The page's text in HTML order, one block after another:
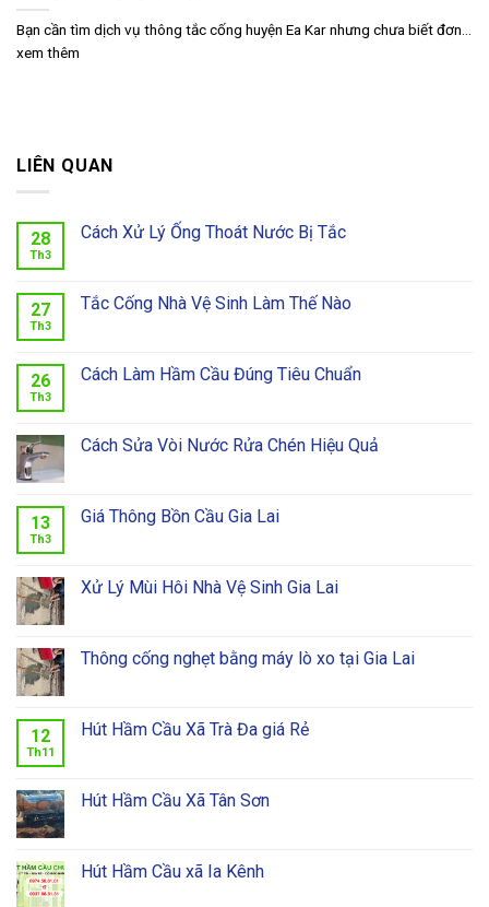
Bạn cần tìm dịch vụ thông tắc cống huyện Ea Kar nhưng chưa biết đơn...
xem thêm
LIÊN QUAN
28
Th3
Cách Xử Lý Ống Thoát Nước Bị Tắc
27
Th3
Tắc Cống Nhà Vệ Sinh Làm Thế Nào
26
Th3
Cách Làm Hầm Cầu Đúng Tiêu Chuẩn
Cách Sửa Vòi Nước Rửa Chén Hiệu Quả
13
Th3
Giá Thông Bồn Cầu Gia Lai
Xử Lý Mùi Hôi Nhà Vệ Sinh Gia Lai
Thông cống nghẹt bằng máy lò xo tại Gia Lai
12
Th11
Hút Hầm Cầu Xã Trà Đa giá Rẻ
Hút Hầm Cầu Xã Tân Sơn
Hút Hầm Cầu xã Ia Kênh